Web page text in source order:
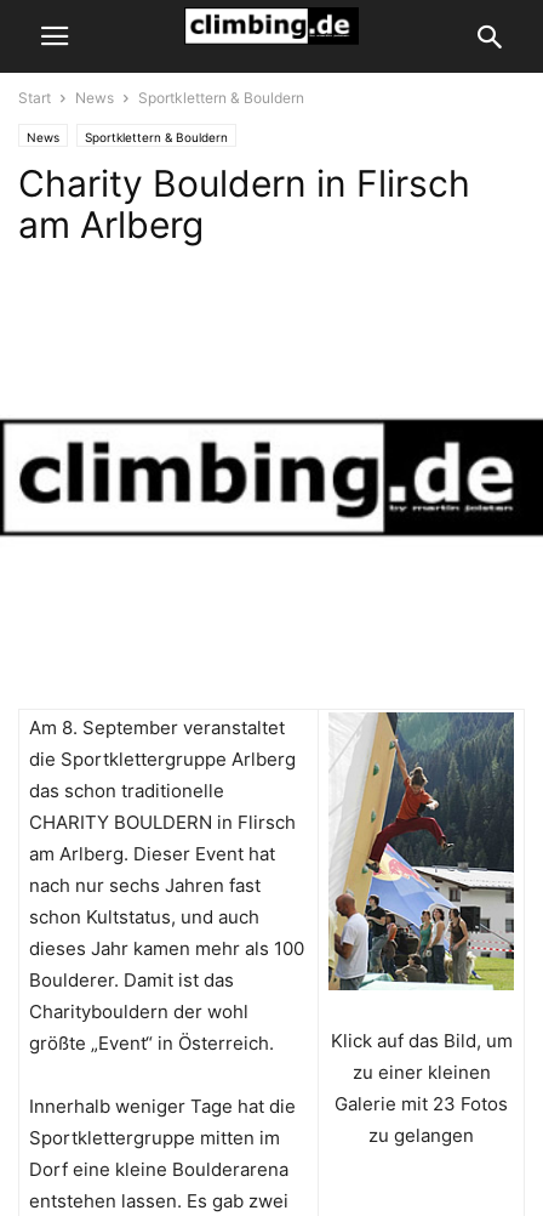
Start News Sportklettern & Bouldern
News Sportklettern & Bouldern
Charity Bouldern in Flirsch
am Arlberg
Am 8. September veranstaltet
die Sportklettergruppe Arlberg
das schon traditionelle
CHARITY BOULDERN in Flirsch
am Arlberg. Dieser Event hat
nach nur sechs Jahren fast
schon Kultstatus, und auch
dieses Jahr kamen mehr als 100
Boulderer. Damit ist das
Charitybouldern der wohl
größte „Event“ in Österreich.
Innerhalb weniger Tage hat die
Sportklettergruppe mitten im
Dorf eine kleine Boulderarena
entstehen lassen. Es gab zwei
Klick auf das Bild, um
zu einer kleinen
Galerie mit 23 Fotos
zu gelangen